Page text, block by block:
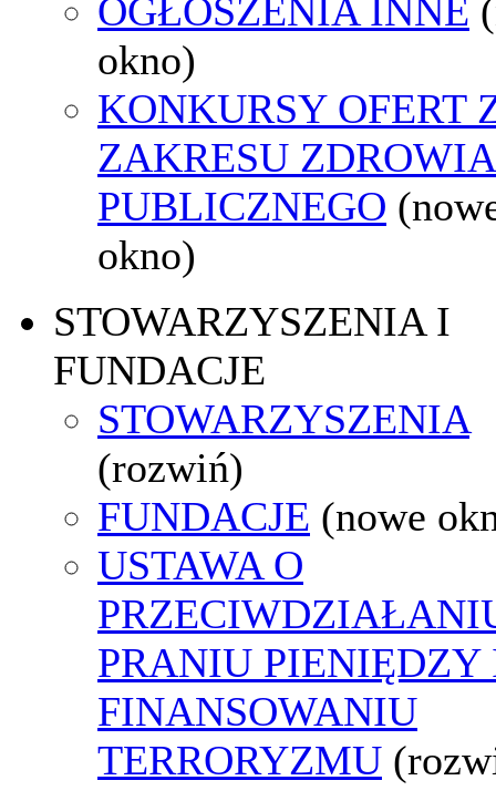
OGŁOSZENIA INNE
okno)
KONKURSY OFERT
ZAKRESU ZDROWIA
PUBLICZNEGO
okno)
STOWARZYSZENIA I
FUNDACJE
STOWARZYSZENIA
(rozwiń)
FUNDACJE (nowe
USTAWA O
PRANIU PIENIĘDZY
FINANSOWANIU
TERRORYZMU